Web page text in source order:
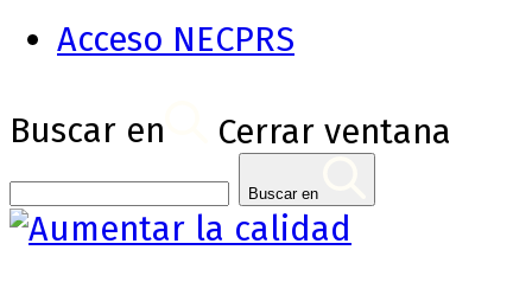
Acceso NECPRS
Buscar en Cerrar ventana
Buscar en